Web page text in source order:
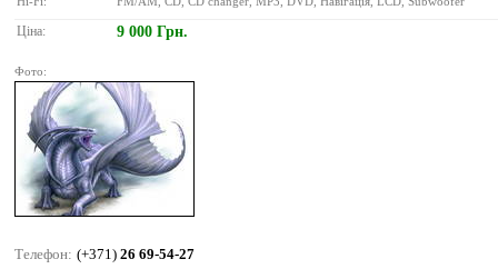
Ціна: 9 000 Грн.
Фото:
Телефон: (+371) 26 69-54-27